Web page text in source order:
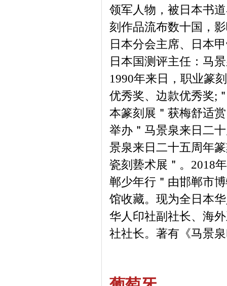
领军人物，被日本书
刻作品流布数十国，
日本分会主席、日本
日本国测评主任：马
1990年来日，职业篆
优秀奖、边款优秀奖;
本篆刻展＂获梅舒适
举办＂马景泉来日二
景泉来日二十五周年
瓷刻兿术展＂。2018
郸少年行＂由邯郸市
馆收藏。现为全日本
华人印社副社长、海
社社长。著有《马景